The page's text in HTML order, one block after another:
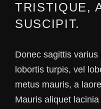
TRISTIQUE,
SUSCIPIT.
Donec sagittis
lobortis turpis, vel
metus mauris, a
Mauris aliquet